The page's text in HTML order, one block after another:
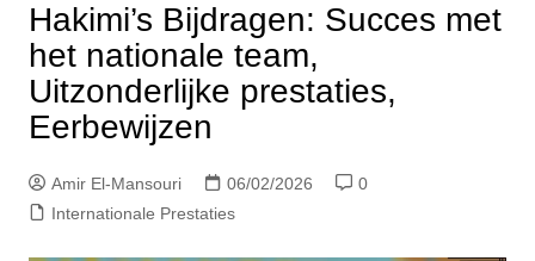
Hakimi’s Bijdragen: Succes met
het nationale team,
Uitzonderlijke prestaties,
Eerbewijzen
Amir El-Mansouri 06/02/2026
0
Internationale Prestaties